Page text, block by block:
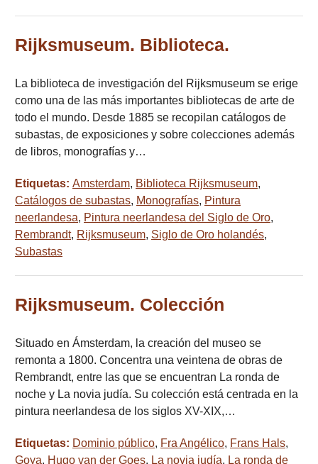
Rijksmuseum. Biblioteca.
La biblioteca de investigación del Rijksmuseum se erige
como una de las más importantes bibliotecas de arte de
todo el mundo. Desde 1885 se recopilan catálogos de
subastas, de exposiciones y sobre colecciones además
de libros, monografías y…
Etiquetas: Amsterdam, Biblioteca Rijksmuseum,
Catálogos de subastas, Monografías, Pintura
neerlandesa, Pintura neerlandesa del Siglo de Oro,
Rembrandt, Rijksmuseum, Siglo de Oro holandés,
Subastas
Rijksmuseum. Colección
Situado en Ámsterdam, la creación del museo se
remonta a 1800. Concentra una veintena de obras de
Rembrandt, entre las que se encuentran La ronda de
noche y La novia judía. Su colección está centrada en la
pintura neerlandesa de los siglos XV-XIX,…
Etiquetas: Dominio público, Fra Angélico, Frans Hals,
Goya, Hugo van der Goes, La novia judía, La ronda de